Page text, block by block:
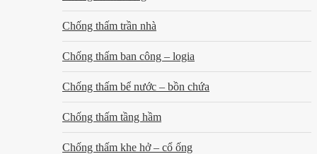
Chống thấm trần nhà
Chống thấm ban công – logia
Chống thấm bể nước – bồn chứa
Chống thấm tầng hầm
Chống thấm khe hở – cổ ống